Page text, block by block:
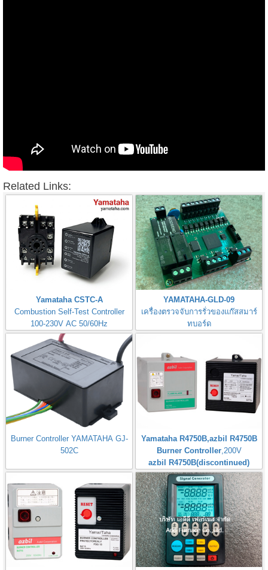
Related Links:
Yamataha CSTC-A
Combustion Self-Test Controller
100-230V AC 50/60Hz
YAMATAHA-GLD-09
เครื่องตรวจจับการรั่วของแก๊สสมาร์
ทบอร์ด
Gas Leak Detector Smart Board
Burner Controller YAMATAHA GJ-
502C
Yamataha R4750B,azbil R4750B
Burner Controller,200V
azbil R4750B(discontinued)